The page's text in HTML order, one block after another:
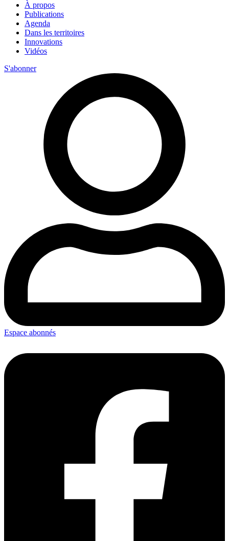
À propos
Publications
Agenda
Dans les territoires
Innovations
Vidéos
S'abonner
Espace abonnés